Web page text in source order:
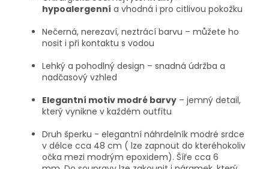
hypoalergenní a vhodná i pro citlivou pokožku
Nečerná, nerezaví, neztrácí barvu – můžete ho
nosit i při kontaktu s vodou
Lehký a pohodlný design – snadná údržba a
nadčasový vzhled
Elegantní motiv modré barvy – jemný detail,
který vynikne v každém outfitu
Druh šperku - elegantní náhrdelník modré srdce
v délce cca 48 cm ( lze zapnout do kteréhokoliv
očka mezi modrým epoxidem). Šíře cca 6